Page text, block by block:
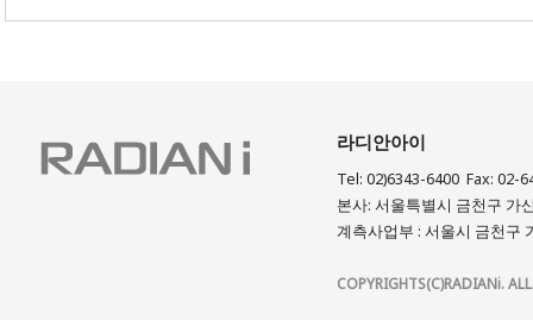
라디안아이
Tel: 02)6343-6400 Fax:
본사: 서울특별시 금천구 가
계측사업부 : 서울시 금천구
COPYRIGHTS(C)RADIANi. ALL